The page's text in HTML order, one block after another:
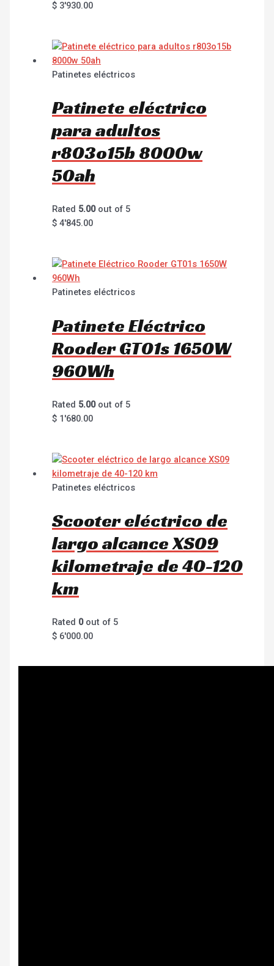
$ 3'930.00
Patinetes eléctricos
Patinete eléctrico
para adultos
r803o15b 8000w
50ah
Rated 5.00out of 5
$ 4'845.00
Patinetes eléctricos
Patinete Eléctrico
Rooder GT01s 1650W
960Wh
Rated 5.00out of 5
$ 1'680.00
Patinetes eléctricos
Scooter eléctrico de
largo alcance XS09
kilometraje de 40-120
km
Rated 0out of 5
$ 6'000.00